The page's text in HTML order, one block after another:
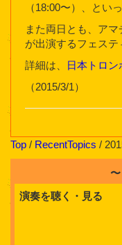
（18:00〜）、とい
また両日とも、ア
が出演するフェステ
詳細は、
日本トロ
（2015/3/1）
Top / RecentTopics /
演奏を聴く・見る